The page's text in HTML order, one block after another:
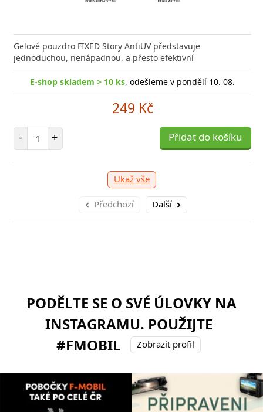
Gelové pouzdro FIXED Story AntiUV představuje
jednoduchou, nenápadnou, a přesto efektivní
E-shop skladem > 10 ks, odešleme v pondělí 10. 08.
249 Kč
- Počet položek
+ Přidat do košíku
Ukaž vše
Předchozí Další
kvalitní GaN nabíječku s vysokým výkonem a malými
Našli jste správně.
skladem > 10 ks, odešleme v pondělí 10. 08.
položek
+ Přidat do košíku -
PODĚLTE SE O SVÉ ÚLOVKY NA
INSTAGRAMU. POUŽIJTE
#FMOBIL
Zobrazit profil